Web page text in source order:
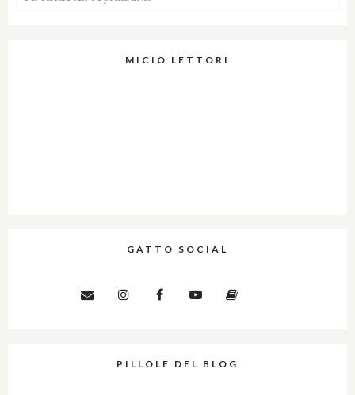
MICIO LETTORI
GATTO SOCIAL
PILLOLE DEL BLOG